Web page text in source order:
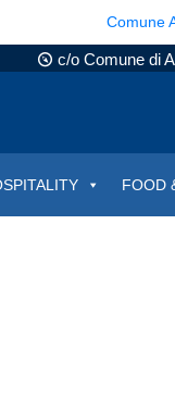
Comune
c/o Comune di
FOOD